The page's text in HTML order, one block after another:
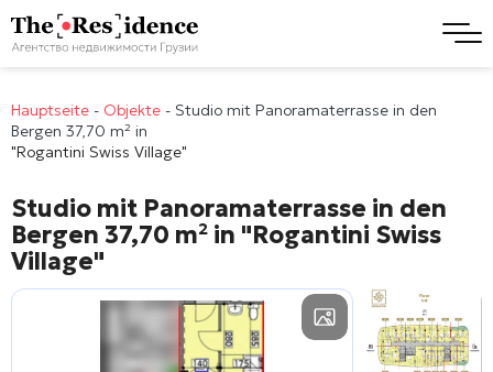
Hauptseite - Objekte - Studio mit Panoramaterrasse in den
Bergen 37,70 m² in
"Rogantini Swiss Village"
Studio mit Panoramaterrasse in den
Bergen 37,70 m² in "Rogantini Swiss
Village"